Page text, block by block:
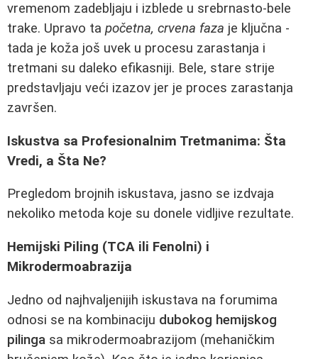
vremenom zadebljaju i izblede u srebrnasto-bele
trake. Upravo ta početna, crvena faza je ključna -
tada je koža još uvek u procesu zarastanja i
tretmani su daleko efikasniji. Bele, stare strije
predstavljaju veći izazov jer je proces zarastanja
završen.
Iskustva sa Profesionalnim Tretmanima: Šta
Vredi, a Šta Ne?
Pregledom brojnih iskustava, jasno se izdvaja
nekoliko metoda koje su donele vidljive rezultate.
Hemijski Piling (TCA ili Fenolni) i
Mikrodermoabrazija
Jedno od najhvaljenijih iskustava na forumima
odnosi se na kombinaciju dubokog hemijskog
pilinga sa mikrodermoabrazijom (mehaničkim